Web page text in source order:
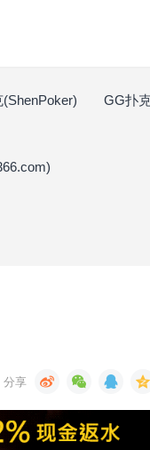
GG扑